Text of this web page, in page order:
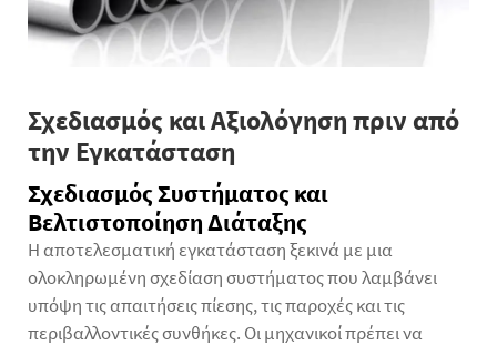
Σχεδιασμός και Αξιολόγηση πριν από
την Εγκατάσταση
Σχεδιασμός Συστήματος και
Βελτιστοποίηση Διάταξης
Η αποτελεσματική εγκατάσταση ξεκινά με μια
ολοκληρωμένη σχεδίαση συστήματος που λαμβάνει
υπόψη τις απαιτήσεις πίεσης, τις παροχές και τις
περιβαλλοντικές συνθήκες. Οι μηχανικοί πρέπει να